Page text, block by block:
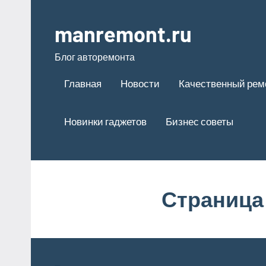
содержимому
manremont.ru
Блог авторемонта
Главная Новости Качественный
Новинки гаджетов Бизнес советы
Страница